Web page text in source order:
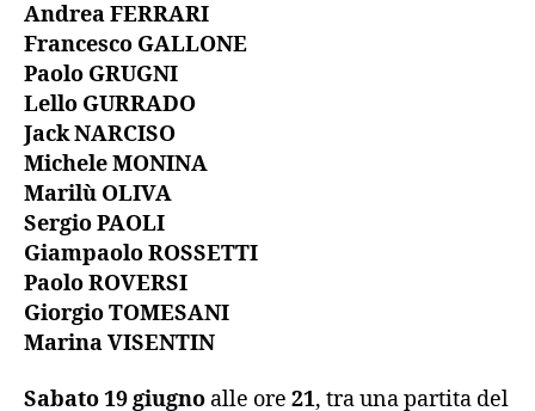
Andrea FERRARI
Francesco GALLONE
Paolo GRUGNI
Lello GURRADO
Jack NARCISO
Michele MONINA
Marilù OLIVA
Sergio PAOLI
Giampaolo ROSSETTI
Paolo ROVERSI
Giorgio TOMESANI
Marina VISENTIN
Sabato 19 giugno alle ore 21, tra una partita del